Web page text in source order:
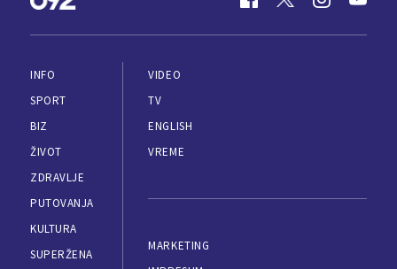
INFO
SPORT
BIZ
ŽIVOT
ZDRAVLJE
PUTOVANJA
KULTURA
SUPERŽENA
VIDEO
TV
ENGLISH
VREME
MARKETING